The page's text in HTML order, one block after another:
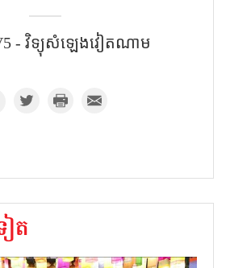
- វិទ្យុសំឡេង​វៀតណាម
ត